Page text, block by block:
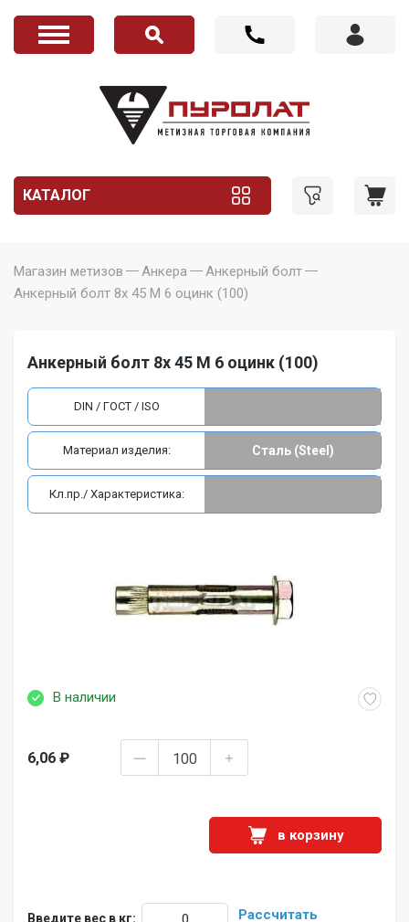
КАТАЛОГ
Магазин метизов Анкера
Анкерный болт
Анкерный болт 8x 45 M 6 оцинк (100)
Анкерный болт 8x 45 M 6 оцинк (100)
В наличии
6,06 ₽
в корзину
Введите вес в кг: Рассчитать
DIN / ГОСТ / ISO
Материал изделия: Сталь (Steel)
Кл.пр./ Характеристика: